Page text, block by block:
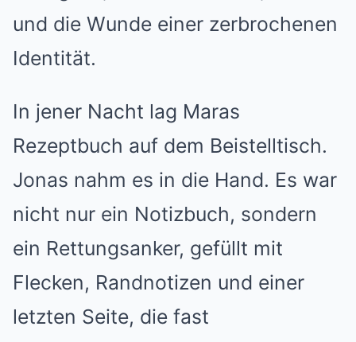
und die Wunde einer zerbrochenen
Identität.
In jener Nacht lag Maras
Rezeptbuch auf dem Beistelltisch.
Jonas nahm es in die Hand. Es war
nicht nur ein Notizbuch, sondern
ein Rettungsanker, gefüllt mit
Flecken, Randnotizen und einer
letzten Seite, die fast